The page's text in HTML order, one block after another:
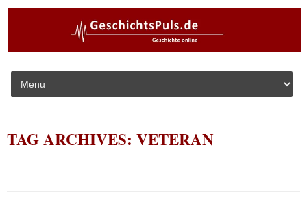
Skip to content
TAG ARCHIVES: VETERAN